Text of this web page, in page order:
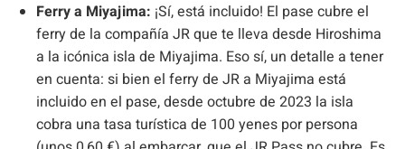
Ferry a Miyajima: ¡Sí, está incluido! El pase cubre el
ferry de la compañía JR que te lleva desde Hiroshima
a la icónica isla de Miyajima. Eso sí, un detalle a tener
en cuenta: si bien el ferry de JR a Miyajima está
incluido en el pase, desde octubre de 2023 la isla
cobra una tasa turística de 100 yenes por persona